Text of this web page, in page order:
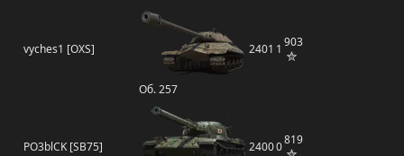
vyches1 [OXS]
Об. 257
2401 1 903
PO3blCK [SB75] 24000819